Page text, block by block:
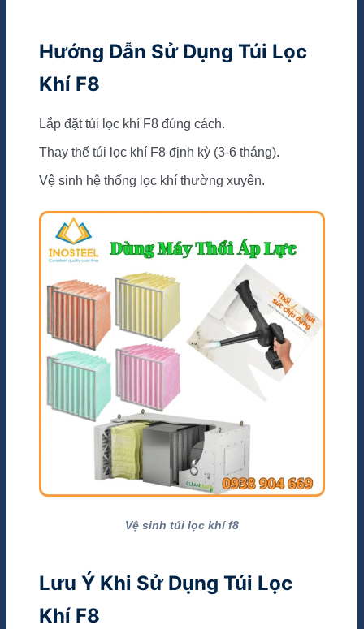
Hướng Dẫn Sử Dụng Túi Lọc
Khí F8
Lắp đặt túi lọc khí F8 đúng cách.
Thay thế túi lọc khí F8 định kỳ (3-6 tháng).
Vệ sinh hệ thống lọc khí thường xuyên.
Vệ sinh túi lọc khí f8
Lưu Ý Khi Sử Dụng Túi Lọc
Khí F8